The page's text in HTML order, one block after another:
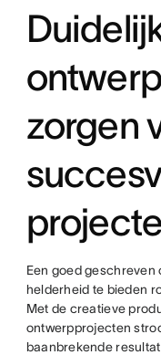
zorgen
Een goed
helderheid te bieden
Met de creatieve
ontwerpprojecten
baanbrekende